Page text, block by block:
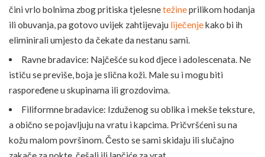
čini vrlo bolnima zbog pritiska tjelesnetežineprilikom hodanja
ili obuvanja, pa gotovo uvijek zahtijevaju liječenjekako bi ih
eliminirali umjesto da čekate da nestanu sami.
Ravne bradavice: Najčešće su kod djece i adolescenata. Ne
ističu se previše, boja je slična koži. Male su i mogu biti
raspoređene u skupinama ili grozdovima.
Filiformne bradavice: Izduženog su oblika i mekše teksture,
a obično se pojavljuju na vratu i kapcima. Pričvršćeni su na
kožu malom površinom. Često se sami skidaju ili slučajno